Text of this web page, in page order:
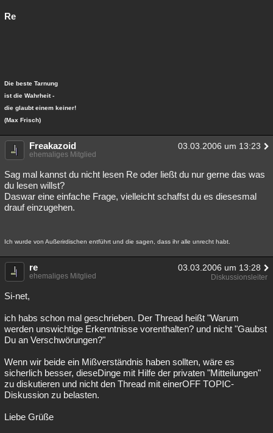
Re
Die beste Tarnung
ist die Wahrheit -
die glaubt einem keiner!
(Max Frisch)
Freakazoid 03.03.2006 um 13:23
ehemaliges Mitglied
Sag mal kannst du nicht lesen Re oder ließt du nur gerne das was
du lesen willst?
Daswar eine einfache Frage, vielleicht schaffst du es diesesmal
drauf einzugehen.
Ich wurde von Außerirdischen entführt und die sagen, dass ihr alle unrecht habt.
re 03.03.2006 um 13:28
ehemaliges Mitglied Diskussionsleiter
Si-net,
ich habs schon mal geschrieben. Der Thread heißt "Warum
werden unswichtige Erkenntnisse vorenthalten? und nicht "Gaubst
Du an Verschwörungen?"
Wenn wir beide ein Mißverständnis haben sollten, wäre es
sicherlich besser, dieseDinge mit Hilfe der privaten "Mitteilungen"
zu diskutieren und nicht den Thread mit einerOFF TOPIC-
Diskussion zu belasten.
Liebe Grüße